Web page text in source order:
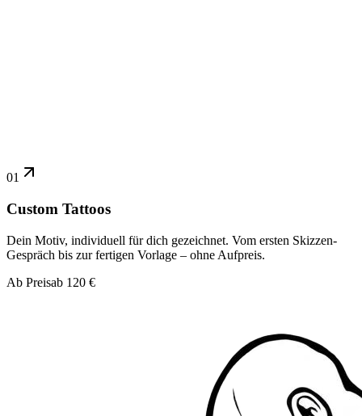
01
Custom Tattoos
Dein Motiv, individuell für dich gezeichnet. Vom ersten Skizzen-
Gespräch bis zur fertigen Vorlage – ohne Aufpreis.
Ab Preisab 120 €